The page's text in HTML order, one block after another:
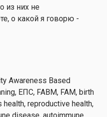
из них не
о какой я говорю -